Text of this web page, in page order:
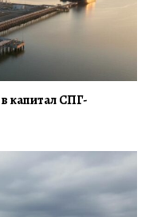
капитал СПГ-